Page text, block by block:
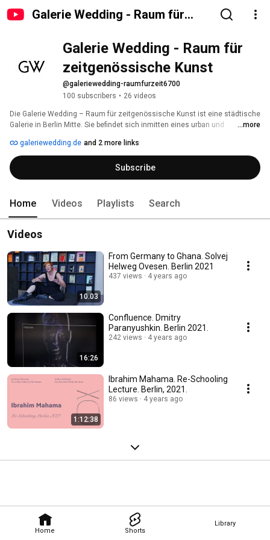
Galerie Wedding - Raum für
Home Shorts
Library
Galerie Wedding - Raum für
zeitgenössische Kunst
@galeriewedding-raumfurzeit6700
100 subscribers • 26 videos
Die Galerie Wedding – Raum für zeitgenössische Kunst ist eine städtische
Galerie in Berlin Mitte. Sie befindet sich inmitten eines urban und
in einem historischen Gebäude des Expressionismus. Wie schon das
Bauwerk Teil eines utopischen Gesellschaftsentwurfs war, folgt die Galerie
Wedding dem Anspruch, ein Ort für zeitgenössische künstlerische
Ausdrucksformen und zukunftsweisende gesellschaftspolitische Modelle
...more
galeriewedding.de and 2 more links
Subscribe
Home Videos Playlists Search
Videos
10:03
From Germany to Ghana. Solvej
Helweg Ovesen. Berlin 2021
437 views 4 years ago
16:26
Confluence. Dmitry
Paranyushkin. Berlin 2021.
242 views 4 years ago
1:12:38
Ibrahim Mahama. Re-Schooling
Lecture. Berlin, 2021.
86 views 4 years ago